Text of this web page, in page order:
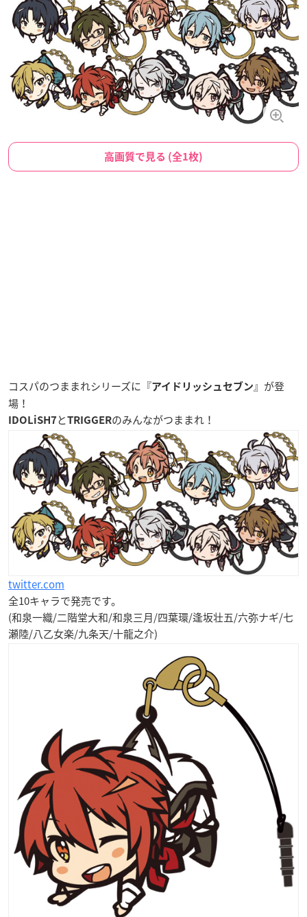
高画質で見る (全1枚)
コスパのつままれシリーズに『アイドリッシュセブン』が登
場！
IDOLiSH7とTRIGGERのみんながつままれ！
twitter.com
全10キャラで発売です。
(和泉一織/二階堂大和/和泉三月/四葉環/逢坂壮五/六弥ナギ/七
瀬陸/八乙女楽/九条天/十龍之介)